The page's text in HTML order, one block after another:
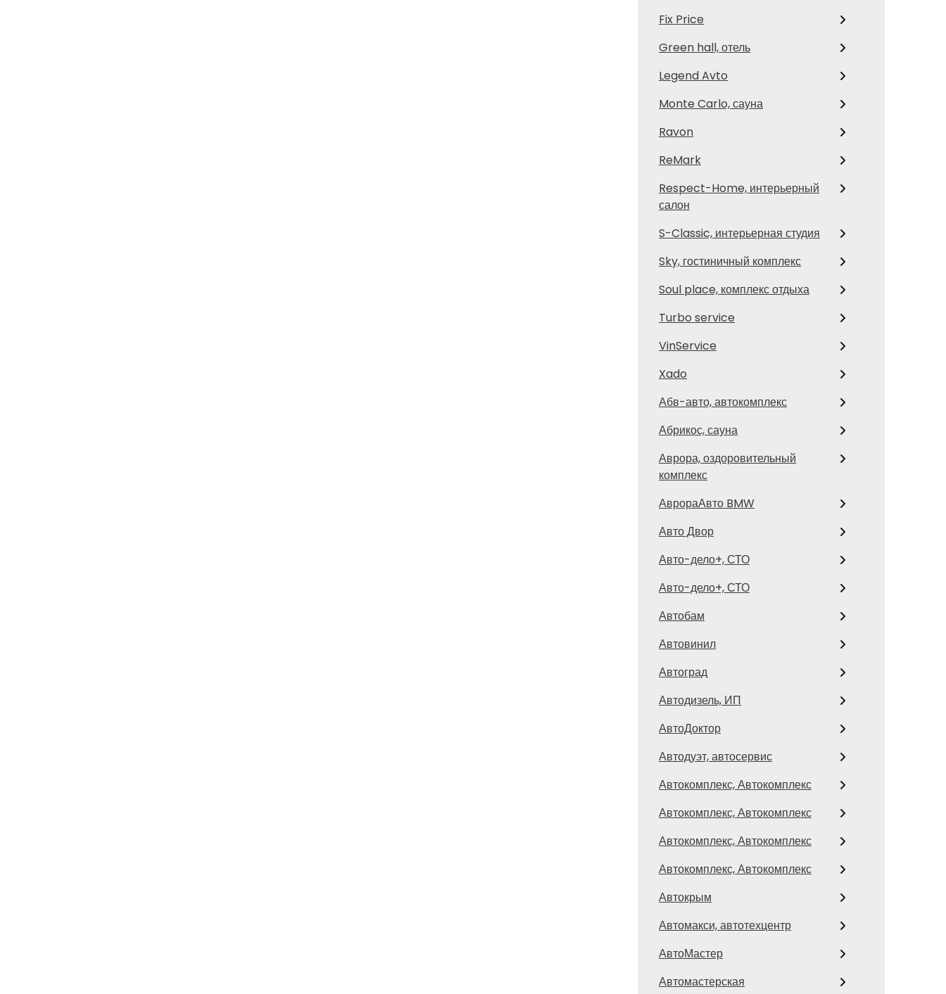
Fix Price
Green hall, отель
Legend Avto
Monte Carlo, сауна
Ravon
ReMark
Respect-Home, интерьерный
салон
S-Classic, интерьерная студия
Sky, гостиничный комплекс
Soul place, комплекс отдыха
Turbo service
VinService
Xado
Абв-авто, автокомплекс
Абрикос, сауна
Аврора, оздоровительный
комплекс
АврораАвто BMW
Авто Двор
Авто-дело+, СТО
Авто-дело+, СТО
Автобам
Автовинил
Автоград
Автодизель, ИП
АвтоДоктор
Автодуэт, автосервис
Автокомплекс, Автокомплекс
Автокомплекс, Автокомплекс
Автокомплекс, Автокомплекс
Автокомплекс, Автокомплекс
Автокрым
Автомакси, автотехцентр
АвтоМастер
Автомастерская